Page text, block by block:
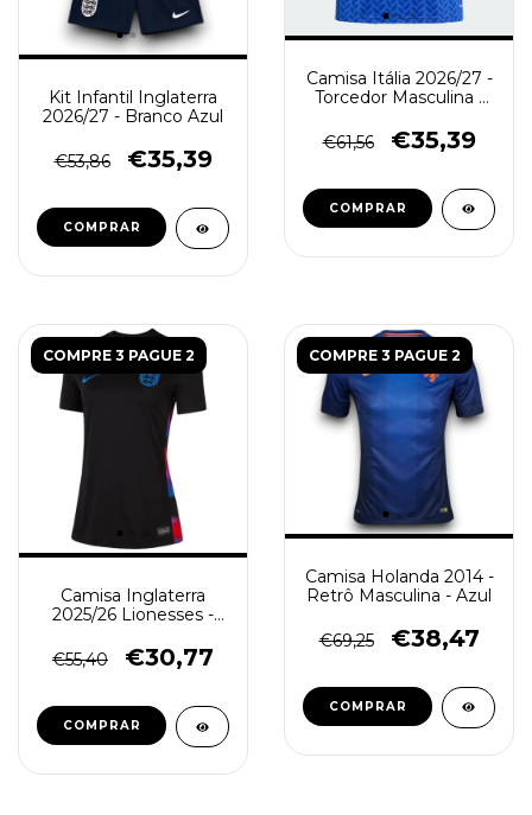
Kit Infantil Inglaterra
2026/27 - Branco Azul
€53,86 €35,39
COMPRAR
Camisa Itália 2026/27 -
Torcedor Masculina -
€61,56
€35,39
COMPRAR
COMPRE 3 PAGUE 2
Camisa Inglaterra
2025/26 Lionesses -
Preta
€55,40 €30,77
COMPRAR
COMPRE 3 PAGUE 2
Camisa Holanda 2014 -
Retrô Masculina - Azul
€69,25 €38,47
COMPRAR